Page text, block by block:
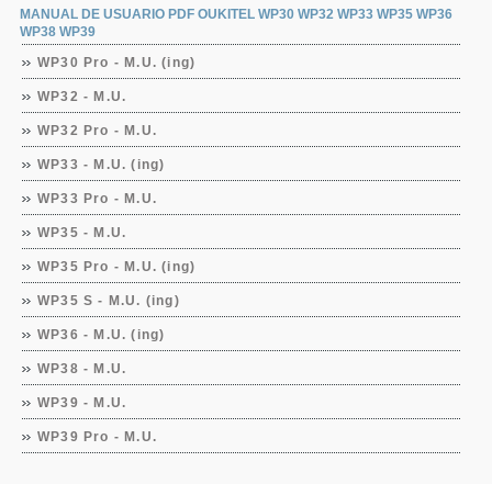
MANUAL DE USUARIO PDF OUKITEL WP30 WP32 WP33 WP35 WP36
WP38 WP39
WP30 Pro - M.U. (ing)
WP32 - M.U.
WP32 Pro - M.U.
WP33 - M.U. (ing)
WP33 Pro - M.U.
WP35 - M.U.
WP35 Pro - M.U. (ing)
WP35 S - M.U. (ing)
WP36 - M.U. (ing)
WP38 - M.U.
WP39 - M.U.
WP39 Pro - M.U.